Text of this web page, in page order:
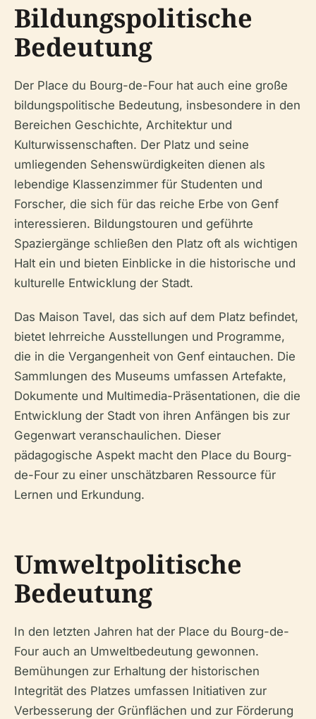
Bildungspolitische
Bedeutung
Der Place du Bourg-de-Four hat auch eine große
bildungspolitische Bedeutung, insbesondere in den
Bereichen Geschichte, Architektur und
Kulturwissenschaften. Der Platz und seine
umliegenden Sehenswürdigkeiten dienen als
lebendige Klassenzimmer für Studenten und
Forscher, die sich für das reiche Erbe von Genf
interessieren. Bildungstouren und geführte
Spaziergänge schließen den Platz oft als wichtigen
Halt ein und bieten Einblicke in die historische und
kulturelle Entwicklung der Stadt.
Das Maison Tavel, das sich auf dem Platz befindet,
bietet lehrreiche Ausstellungen und Programme,
die in die Vergangenheit von Genf eintauchen. Die
Sammlungen des Museums umfassen Artefakte,
Dokumente und Multimedia-Präsentationen, die die
Entwicklung der Stadt von ihren Anfängen bis zur
Gegenwart veranschaulichen. Dieser
pädagogische Aspekt macht den Place du Bourg-
de-Four zu einer unschätzbaren Ressource für
Lernen und Erkundung.
Umweltpolitische
Bedeutung
In den letzten Jahren hat der Place du Bourg-de-
Four auch an Umweltbedeutung gewonnen.
Bemühungen zur Erhaltung der historischen
Integrität des Platzes umfassen Initiativen zur
Verbesserung der Grünflächen und zur Förderung